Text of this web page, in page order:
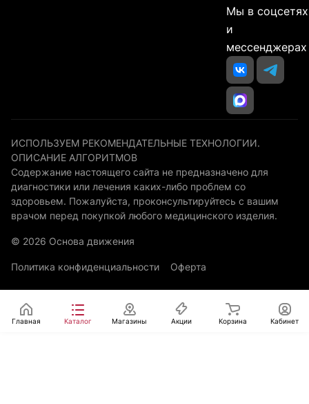
Мы в соцсетях
и
мессенджерах
ИСПОЛЬЗУЕМ РЕКОМЕНДАТЕЛЬНЫЕ ТЕХНОЛОГИИ.
ОПИСАНИЕ АЛГОРИТМОВ
Содержание настоящего сайта не предназначено для
диагностики или лечения каких-либо проблем со
здоровьем. Пожалуйста, проконсультируйтесь с вашим
врачом перед покупкой любого медицинского изделия.
© 2026 Основа движения
Политика конфиденциальности Оферта
Главная Каталог Магазины Акции Корзина Кабинет